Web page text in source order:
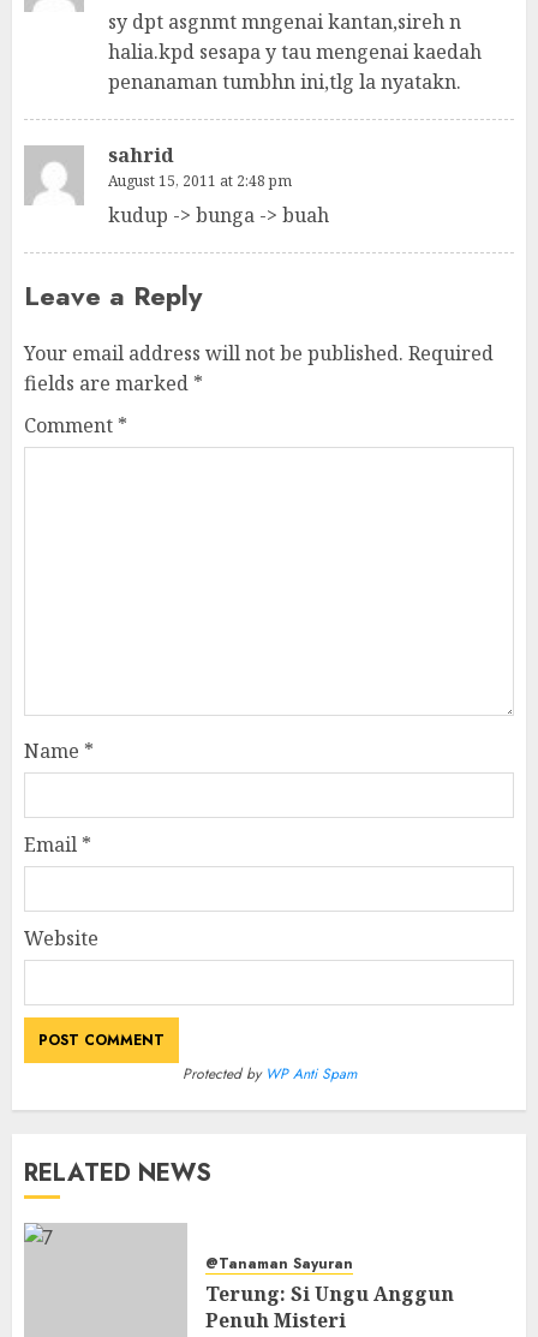
sy dpt asgnmt mngenai kantan,sireh n
halia.kpd sesapa y tau mengenai kaedah
penanaman tumbhn ini,tlg la nyatakn.
sahrid
August 15, 2011 at 2:48 pm
kudup -> bunga -> buah
Leave a Reply
Your email address will not be published. Required
fields are marked *
Comment *
Name *
Email *
Website
Protected by WP Anti Spam
RELATED NEWS
@Tanaman Sayuran
Terung: Si Ungu Anggun
Penuh Misteri